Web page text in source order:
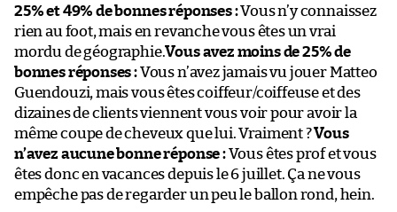
25% et 49% de bonnes réponses :Vous n’y connaissez
rien au foot, mais en revanche vous êtes un vrai
mordu de géographie.Vous avez moins de 25% de
bonnes réponses :Vous n’avez jamais vu jouer Matteo
Guendouzi, mais vous êtes coiffeur/coiffeuse et des
dizaines de clients viennent vous voir pour avoir la
même coupe de cheveux que lui. Vraiment ?Vous
n’avez aucune bonne réponse :Vous êtes prof et vous
êtes donc en vacances depuis le 6 juillet. Ça ne vous
empêche pas de regarder un peu le ballon rond, hein.